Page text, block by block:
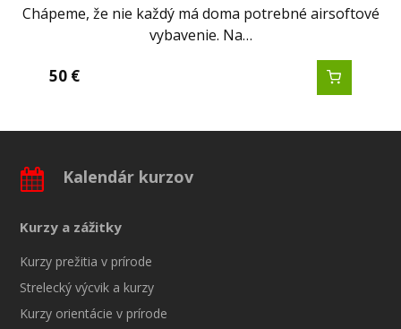
Chápeme, že nie každý má doma potrebné airsoftové
vybavenie. Na…
50€
Kalendár kurzov
Kurzy a zážitky
Kurzy prežitia v prírode
Strelecký výcvik a kurzy
Kurzy orientácie v prírode